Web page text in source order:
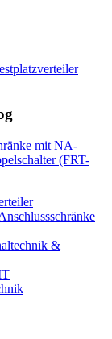
mit NA-
(FRT-
&